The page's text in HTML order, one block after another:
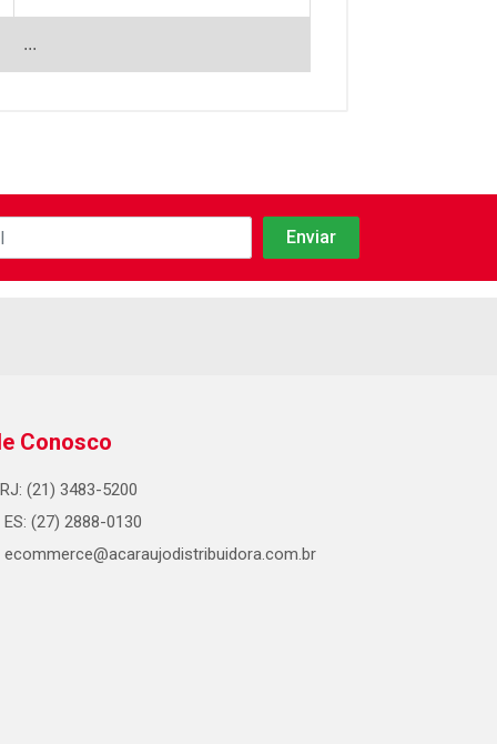
...
Conosco
RJ: (21) 3483-5200
ES: (27) 2888-0130
ecommerce@acaraujodistribuidora.com.br